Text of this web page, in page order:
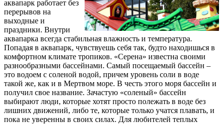
аквапарк работает без
перерывов на
выходные и
праздники. Внутри
аквапарка всегда стабильная влажность и температура.
Попадая в аквапарк, чувствуешь себя так, будто находишься в
комфортном климате тропиков. «Серена» известна своими
разнообразными бассейнами. Самый посещаемый бассейн –
это водоем с соленой водой, причем уровень соли в воде
такой же, как и в Мертвом море. В честь этого моря бассейн и
получил свое название. Зачастую «соленый» бассейн
выбирают люди, которые хотят просто полежать в воде без
лишних движений, либо те, которые только учатся плавать, и
пока не уверенны в своих силах. Для любителей теплых